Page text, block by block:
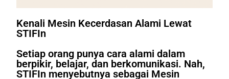
Kenali Mesin Kecerdasan Alami Lewat
STIFIn
Setiap orang punya cara alami dalam
berpikir, belajar, dan berkomunikasi. Nah,
STIFIn menyebutnya sebagai Mesin